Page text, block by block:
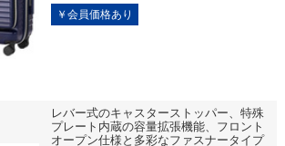
レバー式のキャスターストッパー、特殊
プレート内蔵の容量拡張機能、フロント
オープン仕様と多彩なファスナータイプ